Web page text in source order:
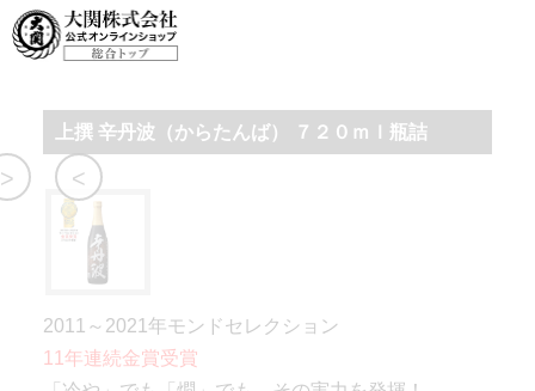
上撰 辛丹波（からたんば） ７２０ｍｌ瓶詰
<
>
2011～2021年モンドセレクション
11年連続金賞受賞